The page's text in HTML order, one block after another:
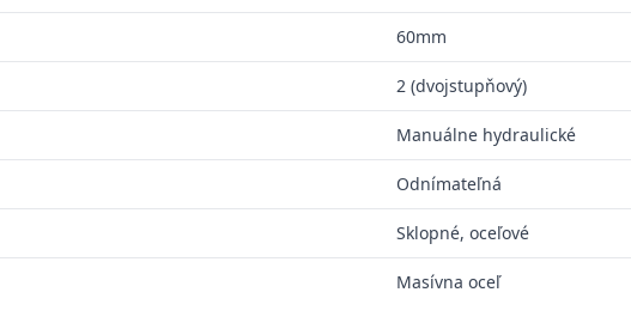
60mm
2 (dvojstupňový)
Manuálne hydraulické
Odnímateľná
Sklopné, oceľové
Masívna oceľ